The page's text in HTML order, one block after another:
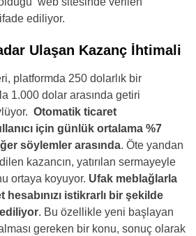
ediliyor.
Ulaşan Kazanç İhtimali
platformda 250 dolarlık bir
1.000 dolar arasında getiri
Otomatik ticaret
için günlük ortalama %7
söylemler arasında. Öte yandan
kazancın, yatırılan sermayeyle
ortaya koyuyor. Ufak meblağlarla
hesabınızı istikrarlı bir şekilde
. Bu özellikle yeni başlayan
gereken bir konu, sonuç olarak